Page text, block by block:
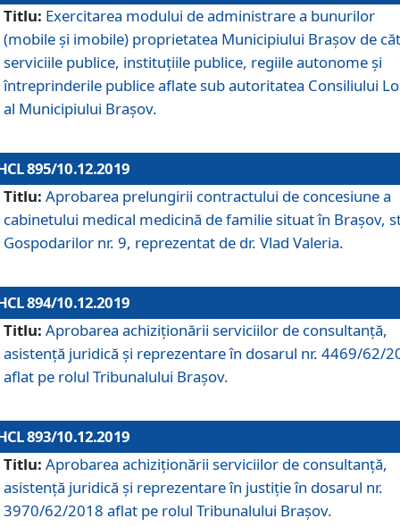
Titlu: Exercitarea modului de administrare a bunurilor
(mobile și imobile) proprietatea Municipiului Brașov de
serviciile publice, instituțiile publice, regiile autonome și
întreprinderile publice aflate sub autoritatea Consiliului
al Municipiului Brașov.
895/10.12.2019
Titlu: Aprobarea prelungirii contractului de concesiune a
cabinetului medical medicină de familie situat în Braşov,
Gospodarilor nr. 9, reprezentat de dr. Vlad Valeria.
894/10.12.2019
Titlu: Aprobarea achiziţionării serviciilor de consultanţă,
asistenţă juridică şi reprezentare în dosarul nr. 4469/62/
aflat pe rolul Tribunalului Braşov.
893/10.12.2019
Titlu: Aprobarea achiziţionării serviciilor de consultanţă,
asistenţă juridică şi reprezentare în justiţie în dosarul nr.
3970/62/2018 aflat pe rolul Tribunalului Braşov.